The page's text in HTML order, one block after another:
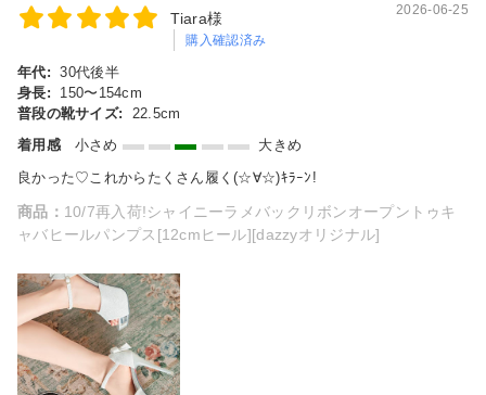
Tiara様
購入確認済み
2026-06-25
年代: 30代後半
身長:
150〜154cm
普段の靴サイズ:
22.5cm
着用感
小さめ
大きめ
良かった♡これからたくさん履く(☆∀☆)ｷﾗｰﾝ!
商品： 10/7再入荷!シャイニーラメバックリボンオープントゥキ
ャバヒールパンプス[12cmヒール][dazzyオリジナル]